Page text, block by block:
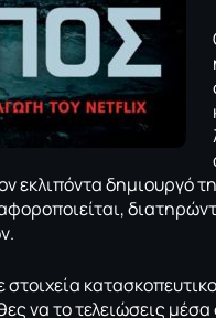
εκλιπόντα δημιουργό
στοιχεία
να το τελειώσεις